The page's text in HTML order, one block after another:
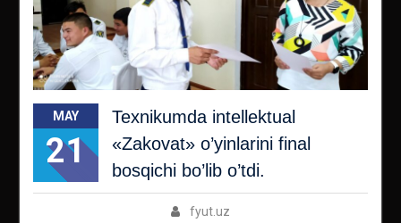
MAY
21
Texnikumda intellektual
«Zakovat» o’yinlarini final
bosqichi bo’lib o’tdi.
fyut.uz